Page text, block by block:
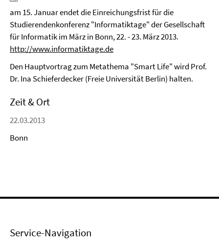
am 15. Januar endet die Einreichungsfrist für die
Studierendenkonferenz "Informatiktage" der Gesellschaft
für Informatik im März in Bonn, 22. - 23. März 2013.
http://www.informatiktage.de
Den Hauptvortrag zum Metathema "Smart Life" wird Prof.
Dr. Ina Schieferdecker (Freie Universität Berlin) halten.
Zeit & Ort
22.03.2013
Bonn
Service-Navigation